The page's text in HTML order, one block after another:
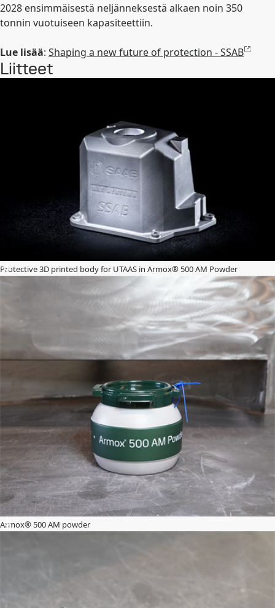
2028 ensimmäisestä neljänneksestä alkaen noin 350
tonnin vuotuiseen kapasiteettiin.
Lue lisää: Shaping a new future of protection - SSAB
Liitteet
Protective 3D printed body for UTAAS in Armox® 500 AM Powder
Armox® 500 AM powder